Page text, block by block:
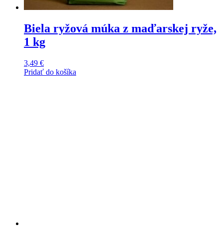
Biela ryžová múka z maďarskej ryže,
1 kg
3,49 €
Pridať do košíka